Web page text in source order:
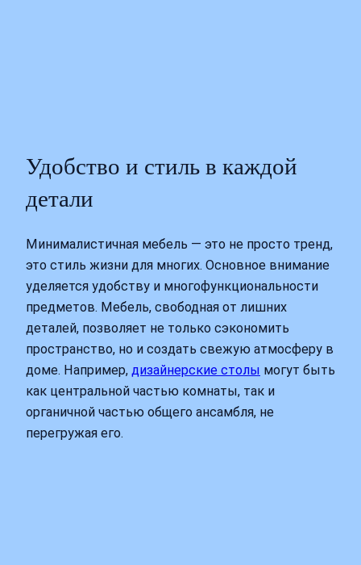
Удобство и стиль в каждой
детали
Минималистичная мебель — это не просто тренд,
это стиль жизни для многих. Основное внимание
уделяется удобству и многофункциональности
предметов. Мебель, свободная от лишних
деталей, позволяет не только сэкономить
пространство, но и создать свежую атмосферу в
доме. Например, дизайнерские столы могут быть
как центральной частью комнаты, так и
органичной частью общего ансамбля, не
перегружая его.